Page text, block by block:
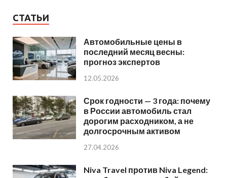
СТАТЬИ
Автомобильные цены в
последний месяц весны:
прогноз экспертов
12.05.2026
Срок годности — 3 года: почему
в России автомобиль стал
дорогим расходником, а не
долгосрочным активом
27.04.2026
Niva Travel против Niva Legend: